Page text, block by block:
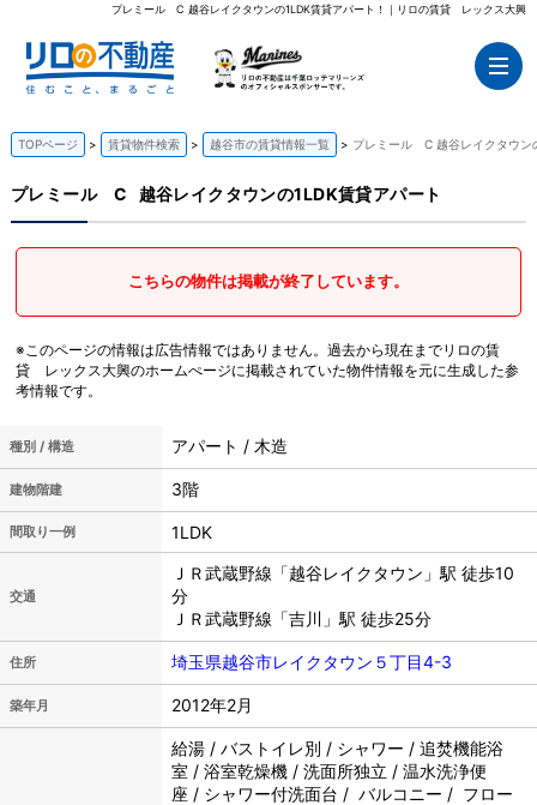
プレミール C 越谷レイクタウンの1LDK賃貸アパート！｜リロの賃貸 レックス大興
TOPページ 賃貸物件検索 越谷市の賃貸情報一覧 プレミール C 越谷レイクタウン
プレミール C 越谷レイクタウンの1LDK賃貸アパート
こちらの物件は掲載が終了しています。
※このページの情報は広告情報ではありません。過去から現在までリロの賃
貸 レックス大興のホームぺージに掲載されていた物件情報を元に生成した参
考情報です。
種別 / 構造 アパート / 木造
建物階建 3階
間取り一例 1LDK
交通
ＪＲ武蔵野線「越谷レイクタウン」駅 徒歩10
分
ＪＲ武蔵野線「吉川」駅 徒歩25分
住所 埼玉県越谷市レイクタウン５丁目4-3
築年月 2012年2月
給湯 / バストイレ別 / シャワー / 追焚機能浴
室 / 浴室乾燥機 / 洗面所独立 / 温水洗浄便
座 / シャワー付洗面台 / バルコニー / フロー